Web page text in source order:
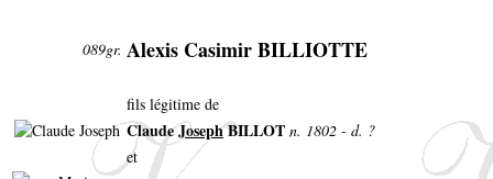
089gr. Alexis Casimir BILLIOTTE
fils légitime de
ClaudeJosephBILLOT n. 1802 - d. ?
et